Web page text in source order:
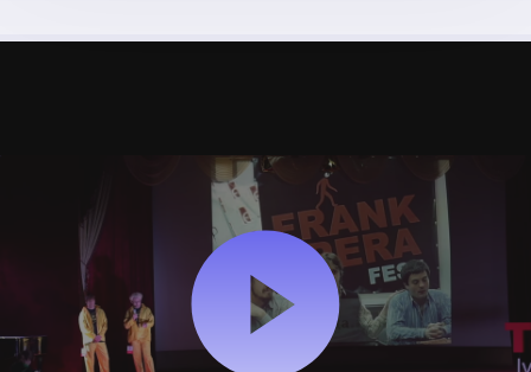
РАЗУМЕЙКО
|
TEDXIVANOFRANKIVSK